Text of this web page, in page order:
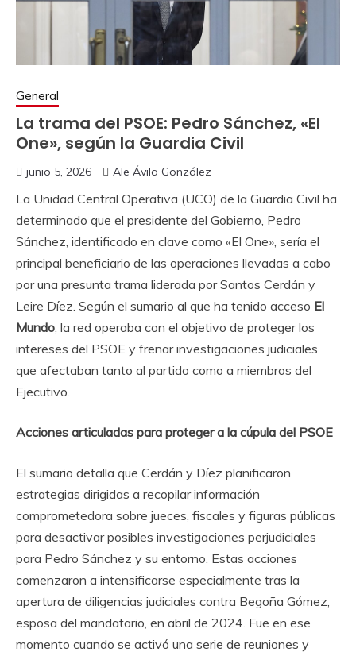
General
La trama del PSOE: Pedro Sánchez, «El
One», según la Guardia Civil
junio 5, 2026 Ale Ávila González
La Unidad Central Operativa (UCO) de la Guardia Civil ha
determinado que el presidente del Gobierno, Pedro
Sánchez, identificado en clave como «El One», sería el
principal beneficiario de las operaciones llevadas a cabo
por una presunta trama liderada por Santos Cerdán y
Leire Díez. Según el sumario al que ha tenido acceso El
Mundo , la red operaba con el objetivo de proteger los
intereses del PSOE y frenar investigaciones judiciales
que afectaban tanto al partido como a miembros del
Ejecutivo.
Acciones articuladas para proteger a la cúpula del PSOE
El sumario detalla que Cerdán y Díez planificaron
estrategias dirigidas a recopilar información
comprometedora sobre jueces, fiscales y figuras públicas
para desactivar posibles investigaciones perjudiciales
para Pedro Sánchez y su entorno. Estas acciones
comenzaron a intensificarse especialmente tras la
apertura de diligencias judiciales contra Begoña Gómez,
esposa del mandatario, en abril de 2024. Fue en ese
momento cuando se activó una serie de reuniones y